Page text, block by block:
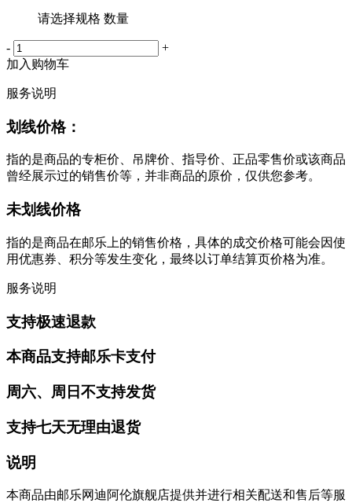
请选择规格 数量
-
+
加入购物车
服务说明
划线价格：
指的是商品的专柜价、吊牌价、指导价、正品零售价或该商品
曾经展示过的销售价等，并非商品的原价，仅供您参考。
未划线价格
指的是商品在邮乐上的销售价格，具体的成交价格可能会因使
用优惠券、积分等发生变化，最终以订单结算页价格为准。
服务说明
支持极速退款
本商品支持邮乐卡支付
周六、周日不支持发货
支持七天无理由退货
说明
本商品由邮乐网迪阿伦旗舰店提供并进行相关配送和售后等服